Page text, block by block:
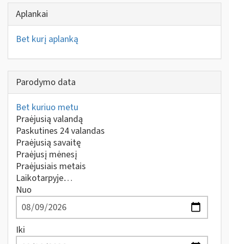
Aplankai
Bet kurį aplanką
Parodymo data
Bet kuriuo metu
Praėjusią valandą
Paskutines 24 valandas
Praėjusią savaitę
Praėjusį mėnesį
Praėjusiais metais
Laikotarpyje…
Nuo
Iki